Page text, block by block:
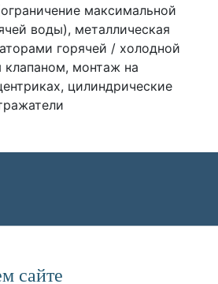
максимальной
воды), металлическая
горячей / холодной
монтаж на
цилиндрические
сайте